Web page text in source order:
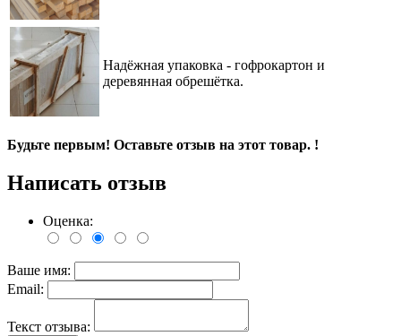
Надёжная упаковка - гофрокартон и
деревянная обрешётка.
Будьте первым! Оставьте отзыв на этот товар. !
Написать отзыв
Оценка:
Ваше имя:
Email:
Текст отзыва: